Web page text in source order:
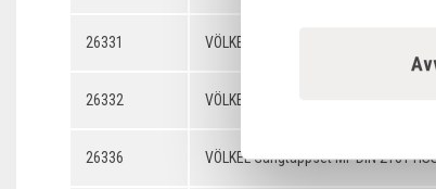
26331 VÖLKEL Gängtappset MF DIN 2181
26332 VÖLKEL Gängtappset MF DIN 2181
26336 VÖLKEL Gängtappset MF DIN 2181